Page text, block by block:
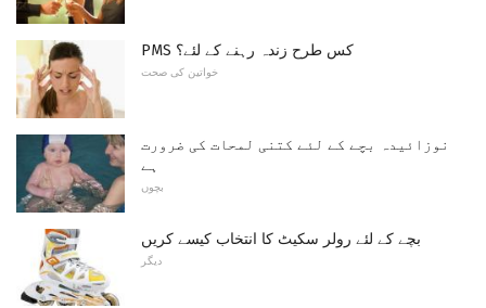
PMS کس طرح زندہ رہنے کے لئے؟
خواتین کی صحت
نوزائیدہ بچے کے لئے کتنی لمحات کی ضرورت
ہے
بچوں
بچے کے لئے رولر سکیٹ کا انتخاب کیسے کریں
دیگر